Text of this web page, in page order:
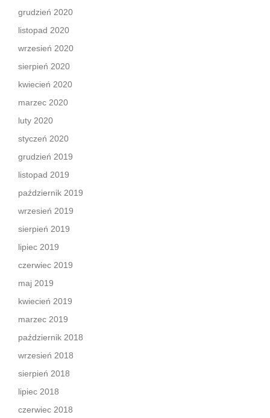
grudzień 2020
listopad 2020
wrzesień 2020
sierpień 2020
kwiecień 2020
marzec 2020
luty 2020
styczeń 2020
grudzień 2019
listopad 2019
październik 2019
wrzesień 2019
sierpień 2019
lipiec 2019
czerwiec 2019
maj 2019
kwiecień 2019
marzec 2019
październik 2018
wrzesień 2018
sierpień 2018
lipiec 2018
czerwiec 2018